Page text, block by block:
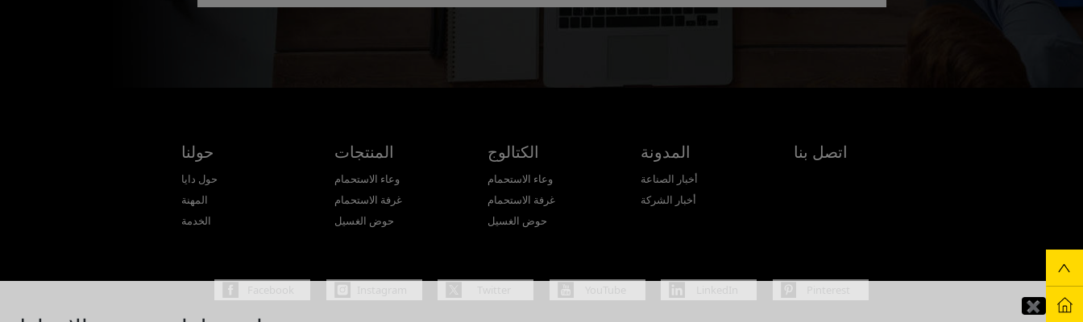
حولنا
حول دايا
المهنة
الخدمة
المنتجات
وعاء الاستحمام
غرفة الاستحمام
حوض الغسيل
الكتالوج
وعاء الاستحمام
غرفة الاستحمام
حوض الغسيل
المدونة
أخبار الصناعة
أخبار الشركة
اتصل بنا
✖